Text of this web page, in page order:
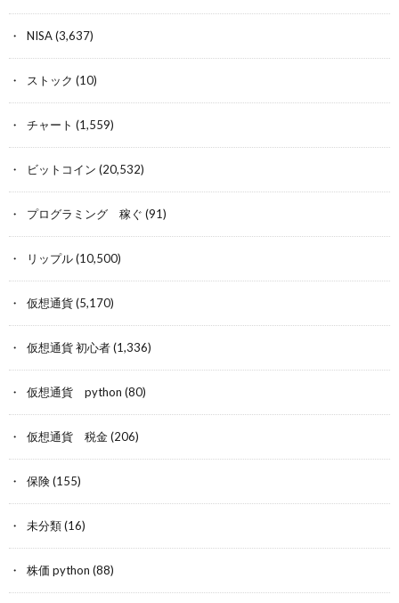
NISA(3,637)
ストック (10)
チャート (1,559)
ビットコイン (20,532)
プログラミング 稼ぐ (91)
リップル(10,500)
仮想通貨(5,170)
仮想通貨 初心者(1,336)
仮想通貨 python (80)
仮想通貨 税金(206)
保険(155)
未分類(16)
株価 python (88)